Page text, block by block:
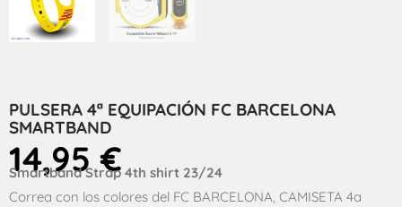
PULSERA 4ª EQUIPACIÓN FC BARCELONA
SMARTBAND
14,95€
Smartband Strap 4th shirt 23/24
Correa con los colores del FC BARCELONA, CAMISETA 4a